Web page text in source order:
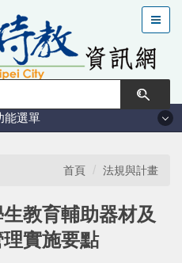
能選單
首頁 法規與計畫
教育輔助器材及
實施要點